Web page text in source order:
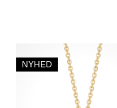
NYHED